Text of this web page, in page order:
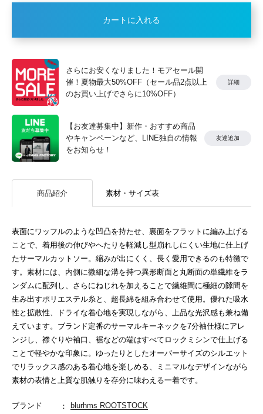
カートに入れる
さらにお安くなりました！モアセール開
催！夏物最大50%OFF（セール品2点以上
のお買い上げでさらに10%OFF）
詳細
【お友達募集中】新作・おすすめ商品
やキャンペーンなど、LINE独自の情報
をお知らせ！
友達追加
商品紹介 素材・サイズ表
表面にワッフルのような凹凸を持たせ、裏面をフラットに編み上げる
ことで、着用後の伸びやへたりを軽減し型崩れしにくい生地に仕上げ
たサーマルカットソー。縮みが出にくく、長く愛用できるのも特徴で
す。素材には、内側に微細な溝を持つ異形断面と丸断面の単繊維をラ
ンダムに配列し、さらにねじれを加えることで繊維間に極細の隙間を
生み出すポリエステル糸と、超長綿を組み合わせて使用。優れた吸水
性と拡散性、ドライな着心地を実現しながら、上品な光沢感も兼ね備
えています。ブランド定番のサーマルキーネックを7分袖仕様にアレ
ンジし、襟ぐりや袖口、裾などの端はすべてロックミシンで仕上げる
ことで軽やかな印象に。ゆったりとしたオーバーサイズのシルエット
でリラックス感のある着心地を楽しめる、ミニマルなデザインながら
素材の表情と上質な肌触りを存分に味わえる一着です。
ブランド
blurhms ROOTSTOCK